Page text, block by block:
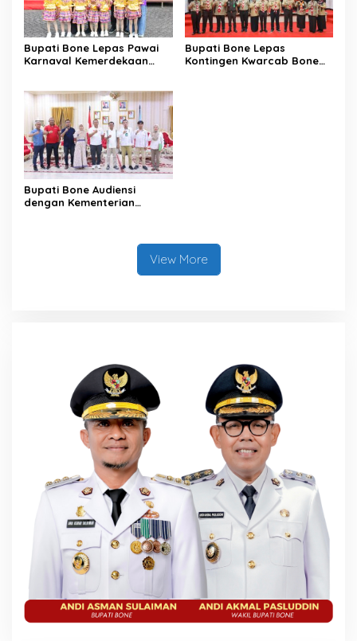
Bupati Bone Lepas Pawai
Karnaval Kemerdekaan
Bupati Bone Lepas
Kontingen Kwarcab Bone
Bupati Bone Audiensi
dengan Kementerian
View More